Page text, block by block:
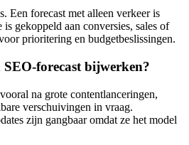
Een forecast met alleen verkeer is
gekoppeld aan conversies, sales of
prioritering en budgetbeslissingen.
SEO-forecast bijwerken?
na grote contentlanceringen,
verschuivingen in vraag.
zijn gangbaar omdat ze het model